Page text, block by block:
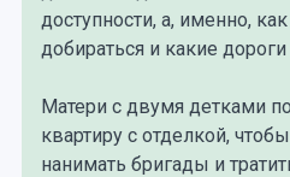
доступности, а, именно,
добираться и какие
Матери с двумя детками
квартиру с отделкой,
нанимать бригады и